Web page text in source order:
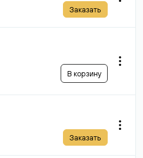
Заказать
В корзину
Заказать